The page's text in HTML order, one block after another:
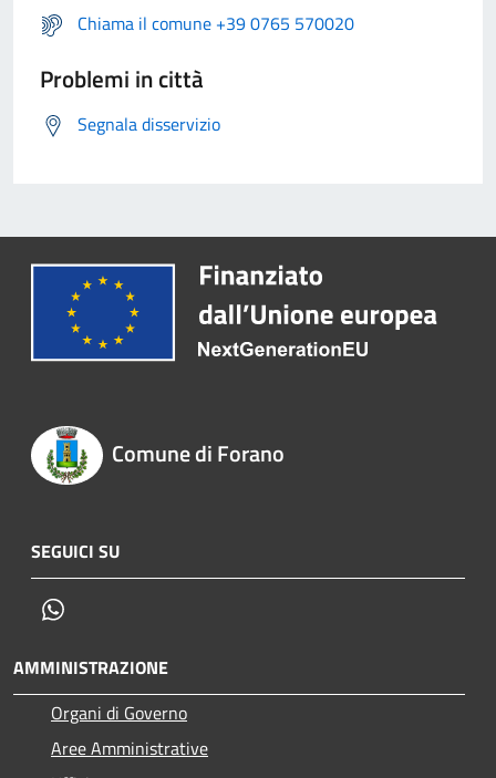
Chiama il comune +39 0765 570020
Problemi in città
Segnala disservizio
Comune di Forano
SEGUICI SU
AMMINISTRAZIONE
Organi di Governo
Aree Amministrative